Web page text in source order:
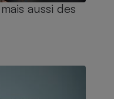
aussi des